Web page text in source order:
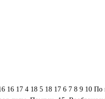
16 17 4 18 5 18 17 6 7 8 9 10